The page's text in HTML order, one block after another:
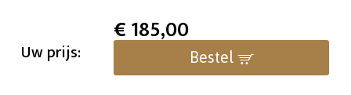
Uw prijs:
€185,00
Bestel